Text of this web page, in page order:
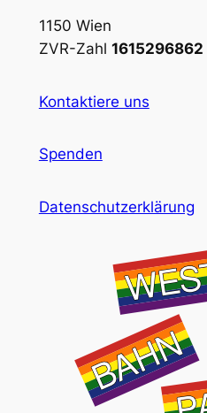
1150 Wien
ZVR-Zahl 1615296862
Kontaktiere uns
Spenden
Datenschutzerklärung